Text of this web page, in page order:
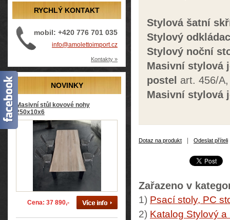
RYCHLÝ KONTAKT
mobil: +420 776 701 035
info@amolettoimport.cz
Kontakty »
NOVINKY
Masivní stůl kovové nohy
250x10x6
Cena: 37 890,-
Stylová šatní
Stylový
Stylový noční
Masivní stylová
postel art. 456/
Masivní stylová
Dotaz na produkt Odeslat příteli
Zařazeno v
1) Psací stoly, PC
2) Katalog Stylový